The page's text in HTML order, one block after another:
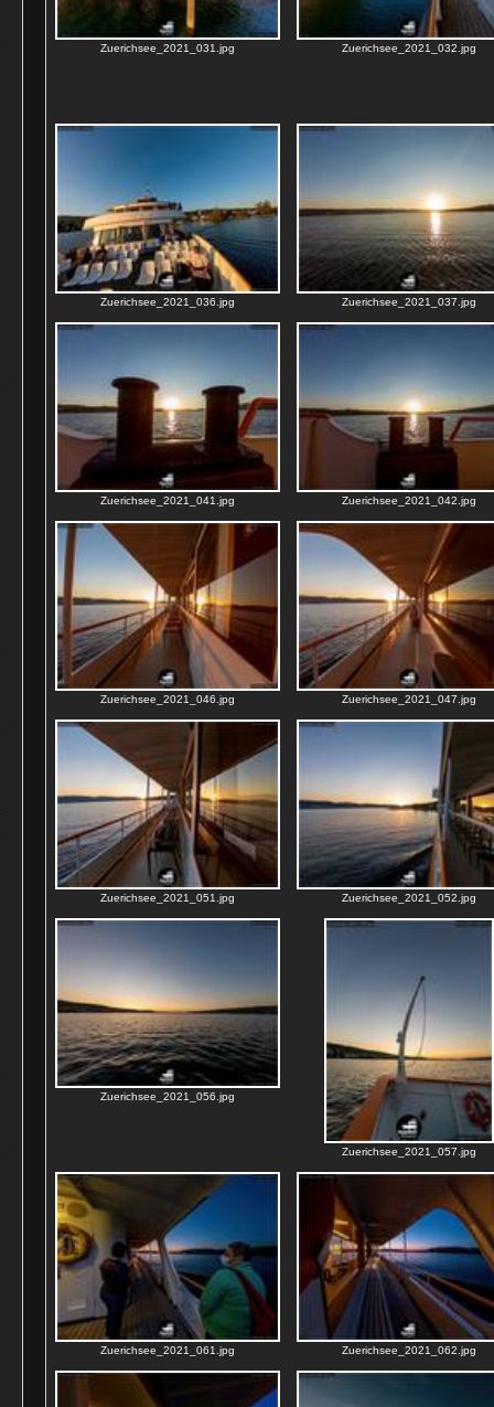
Zuerichsee_2021_031.jpg Zuerichsee_2021_032.jpg
Zuerichsee_2021_036.jpg Zuerichsee_2021_037.jpg
Zuerichsee_2021_041.jpg Zuerichsee_2021_042.jpg
Zuerichsee_2021_046.jpg Zuerichsee_2021_047.jpg
Zuerichsee_2021_051.jpg Zuerichsee_2021_052.jpg
Zuerichsee_2021_056.jpg
Zuerichsee_2021_057.jpg
Zuerichsee_2021_061.jpg Zuerichsee_2021_062.jpg